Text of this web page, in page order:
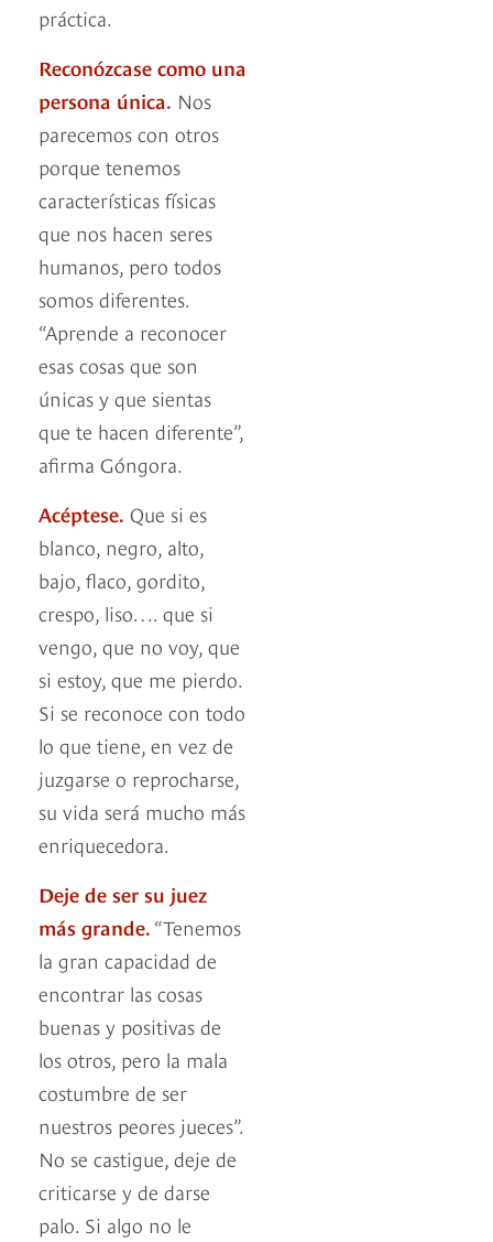
práctica.
Reconózcase como una
persona única. Nos
parecemos con otros
porque tenemos
características físicas
que nos hacen seres
humanos, pero todos
somos diferentes.
“Aprende a reconocer
esas cosas que son
únicas y que sientas
que te hacen diferente”,
afirma Góngora.
Acéptese. Que si es
blanco, negro, alto,
bajo, flaco, gordito,
crespo, liso…. que si
vengo, que no voy, que
si estoy, que me pierdo.
Si se reconoce con todo
lo que tiene, en vez de
juzgarse o reprocharse,
su vida será mucho más
enriquecedora.
Deje de ser su juez
más grande. “Tenemos
la gran capacidad de
encontrar las cosas
buenas y positivas de
los otros, pero la mala
costumbre de ser
nuestros peores jueces”.
No se castigue, deje de
criticarse y de darse
palo. Si algo no le